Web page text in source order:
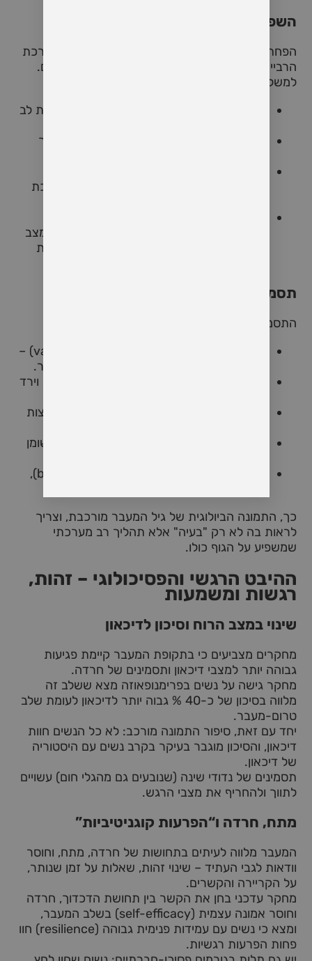
השפעות פיזיולוגיות ונזקקים בריאותיים
הפחתת רמות האסטרוגן אינה משפיעה רק על המערכת
הרבייה. היא מלווה בשינויים ברקמות, עצמות וכלי דם.
למשל:
הירידה באסטרוגן קשורה בסיכון מוגבר למחלות לב
חלק גדול מאובדן מסת העצם של נשים במהלך
(inflammatory) ברמה מערכתית וגם במערכת
עוברים שינויים בתפקוד קולטני האסטרוגן – במצב
של ירידה ברמות הורמון הגוף מעלה את רגישות
תסמינים מרכזיים
התסמינים המוכרים כוללים:
(vasomotor symptoms) –
אלו נחשבים תסמינים מרכזיים בתקופת המעבר.
– המחזור עשוי לעלות וירד
– קשיים בהירדמות, יקיצות
– עלייה במשקל, שינויים בשומן
– "ערפול מוח" (brain fog),
כך, התמונה הביולוגית של גיל המעבר מורכבת, וצריך
לראות בה לא רק "בעיה" אלא תהליך רב מערכתי
שמשפיע על הגוף כולו.
ההיבט הרגשי והפסיכולוגי – זהות,
רגשות ומשמעות
שינוי במצב הרוח וסיכון לדיכאון
מחקרים מצביעים כי בתקופת המעבר קיימת פגיעות
גבוהה יותר למצבי דיכאון ותסמינים של חרדה.
מחקר גישה על נשים בפרימנופאוזה מצא ששלב זה
מלווה בסיכון של כ-40 % גבוה יותר לדיכאון לעומת שלב
טרום-מעבר.
יחד עם זאת, סיפור התמונה מורכב: לא כל הנשים חוות
דיכאון, והסיכון מוגבר בעיקר בקרב נשים עם היסטוריה
של דיכאון.
תסמינים של נדודי שינה (שנובעים גם מהגלי חום) עשויים
לתווך ולהחריף את מצבי הרגש.
מתח, חרדה ו“הפרעות קוגניטיביות”
המעבר מלווה לעיתים בתחושות של חרדה, מתח, וחוסר
וודאות לגבי העתיד – שינוי זהות, שאלות על זמן שנותר,
על הקריירה והקשרים.
מחקר עדכני בחן את הקשר בין תחושת הדכדוך, חרדה
וחוסר אמונה עצמית (self-efficacy) בשלב המעבר,
ומצא כי נשים עם עמידות פנימית גבוהה (resilience) חוו
פחות הפרעות רגשיות.